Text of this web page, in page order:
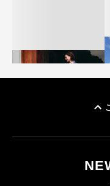
ケットなど7型を発売